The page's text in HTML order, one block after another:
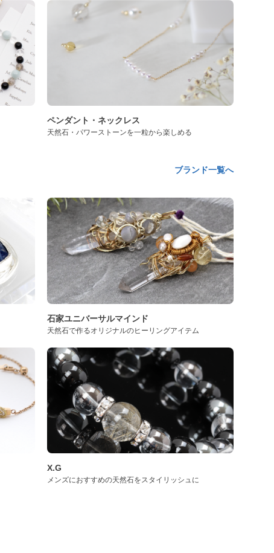
ペンダント・ネックレス
天然石・パワーストーンを一粒から楽しめる
ブランド一覧へ
石家ユニバーサルマインド
天然石で作るオリジナルのヒーリングアイテム
X.G
メンズにおすすめの天然石をスタイリッシュに